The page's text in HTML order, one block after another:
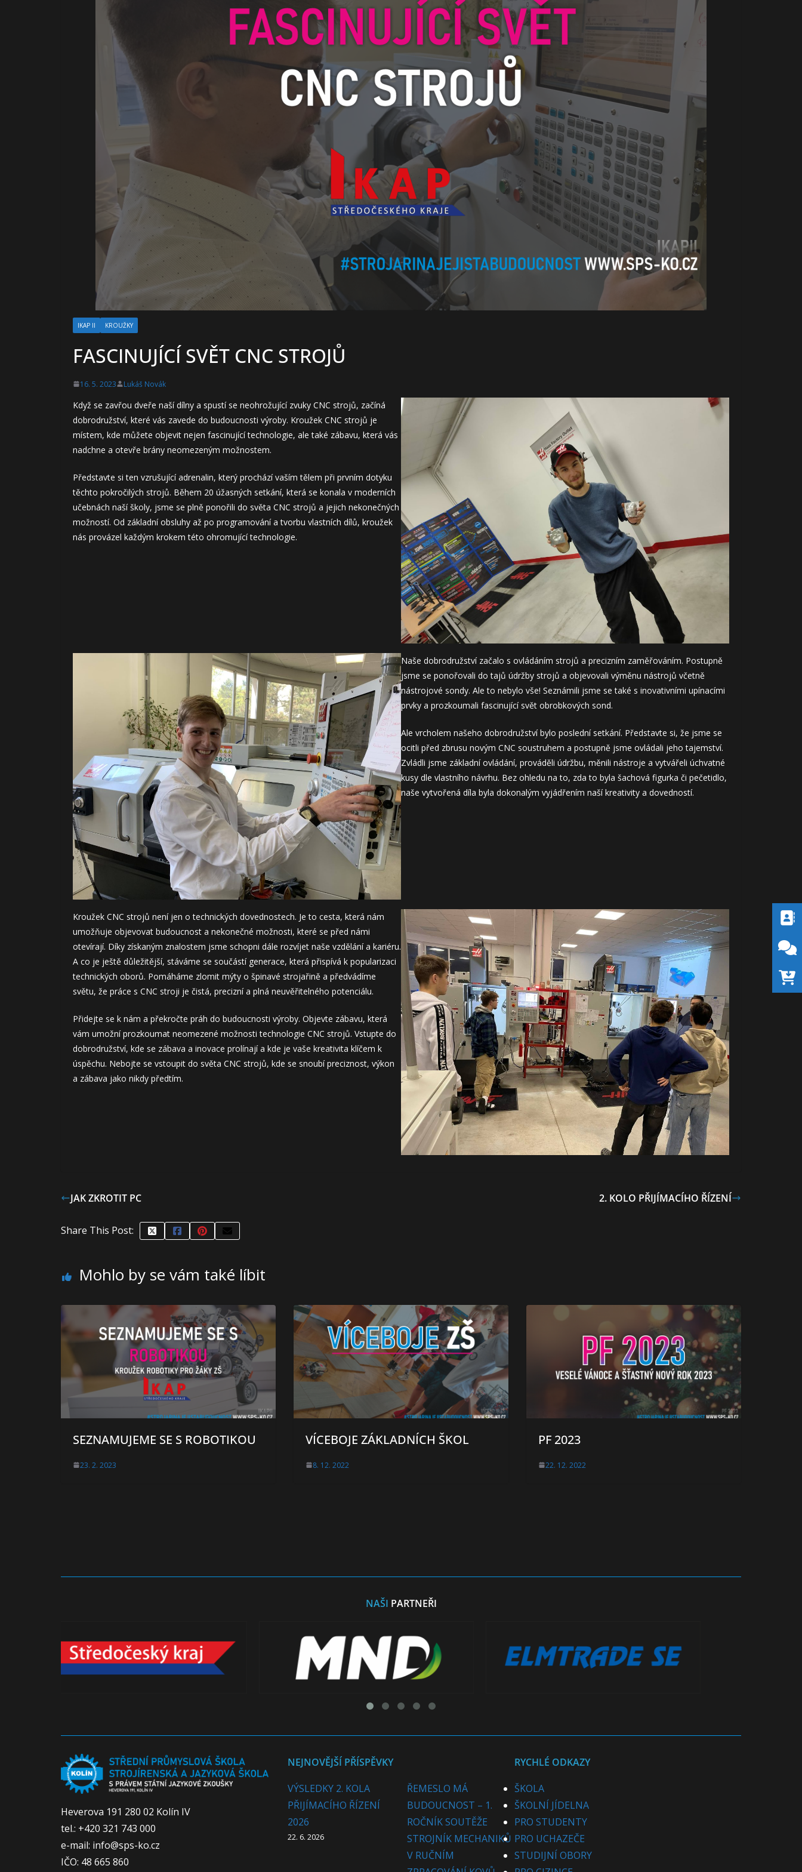
IKAP II KROUŽKY
FASCINUJÍCÍ SVĚT CNC STROJŮ
16. 5. 2023 Lukáš Novák
Když se zavřou dveře naší dílny a spustí se neohrožující zvuky CNC strojů, začíná
dobrodružství, které vás zavede do budoucnosti výroby. Kroužek CNC strojů je
místem, kde můžete objevit nejen fascinující technologie, ale také zábavu, která vás
nadchne a otevře brány neomezeným možnostem.
Představte si ten vzrušující adrenalin, který prochází vaším tělem při prvním dotyku
těchto pokročilých strojů. Během 20 úžasných setkání, která se konala v moderních
učebnách naší školy, jsme se plně ponořili do světa CNC strojů a jejich nekonečných
možností. Od základní obsluhy až po programování a tvorbu vlastních dílů, kroužek
nás provázel každým krokem této ohromující technologie.
Naše dobrodružství začalo s ovládáním strojů a precizním zaměřováním. Postupně
jsme se ponořovali do tajů údržby strojů a objevovali výměnu nástrojů včetně
nástrojové sondy. Ale to nebylo vše! Seznámili jsme se také s inovativními upínacími
prvky a prozkoumali fascinující svět obrobkových sond.
Ale vrcholem našeho dobrodružství bylo poslední setkání. Představte si, že jsme se
ocitli před zbrusu novým CNC soustruhem a postupně jsme ovládali jeho tajemství.
Zvládli jsme základní ovládání, prováděli údržbu, měnili nástroje a vytvářeli úchvatné
kusy dle vlastního návrhu. Bez ohledu na to, zda to byla šachová figurka či pečetidlo,
naše vytvořená díla byla dokonalým vyjádřením naší kreativity a dovedností.
Kroužek CNC strojů není jen o technických dovednostech. Je to cesta, která nám
umožňuje objevovat budoucnost a nekonečné možnosti, které se před námi
otevírají. Díky získaným znalostem jsme schopni dále rozvíjet naše vzdělání a kariéru.
A co je ještě důležitější, stáváme se součástí generace, která přispívá k popularizaci
technických oborů. Pomáháme zlomit mýty o špinavé strojařině a předvádíme
světu, že práce s CNC stroji je čistá, precizní a plná neuvěřitelného potenciálu.
Přidejte se k nám a překročte práh do budoucnosti výroby. Objevte zábavu, která
vám umožní prozkoumat neomezené možnosti technologie CNC strojů. Vstupte do
dobrodružství, kde se zábava a inovace prolínají a kde je vaše kreativita klíčem k
úspěchu. Nebojte se vstoupit do světa CNC strojů, kde se snoubí preciznost, výkon
a zábava jako nikdy předtím.
JAK ZKROTIT PC 2. KOLO PŘIJÍMACÍHO ŘÍZENÍ
Share This Post:
Mohlo by se vám také líbit
SEZNAMUJEME SE S ROBOTIKOU
23. 2. 2023
VÍCEBOJE ZÁKLADNÍCH ŠKOL
8. 12. 2022
PF 2023
22. 12. 2022
NAŠI PARTNEŘI
Heverova 191 280 02 Kolín IV
tel.: +420 321 743 000
e-mail: info@sps-ko.cz
IČO: 48 665 860
NEJNOVĚJŠÍ PŘÍSPĚVKY
VÝSLEDKY 2. KOLA
PŘIJÍMACÍHO ŘÍZENÍ
2026
22. 6. 2026
ŘEMESLO MÁ
BUDOUCNOST – 1.
ROČNÍK SOUTĚŽE
STROJNÍK MECHANIKŮ
V RUČNÍM
RYCHLÉ ODKAZY
ŠKOLA
ŠKOLNÍ JÍDELNA
PRO STUDENTY
PRO UCHAZEČE
STUDIJNÍ OBORY